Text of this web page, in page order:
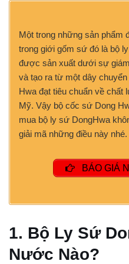
Một trong những sản phẩm
trong giới gốm sứ đó là bộ
được sản xuất dưới sự
và tạo ra từ một dây
Hwa đạt tiêu chuẩn về chất
Mỹ. Vậy bộ cốc sứ Dong
mua bộ ly sứ DongHwa
giải mã những điều này nhé.
BÁO GIÁ
1. Bộ Ly Sứ
Nước Nào?